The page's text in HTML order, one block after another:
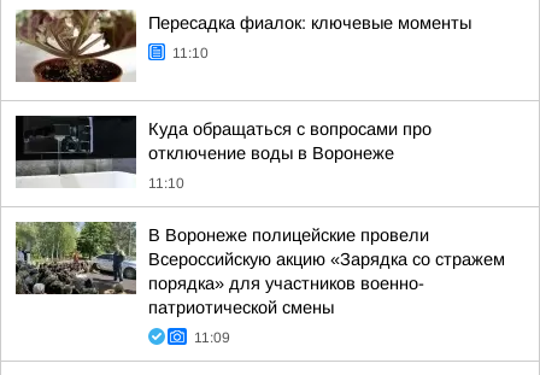
Пересадка фиалок: ключевые моменты
11:10
Куда обращаться с вопросами про
отключение воды в Воронеже
11:10
В Воронеже полицейские провели
Всероссийскую акцию «Зарядка со стражем
порядка» для участников военно-
патриотической смены
11:09